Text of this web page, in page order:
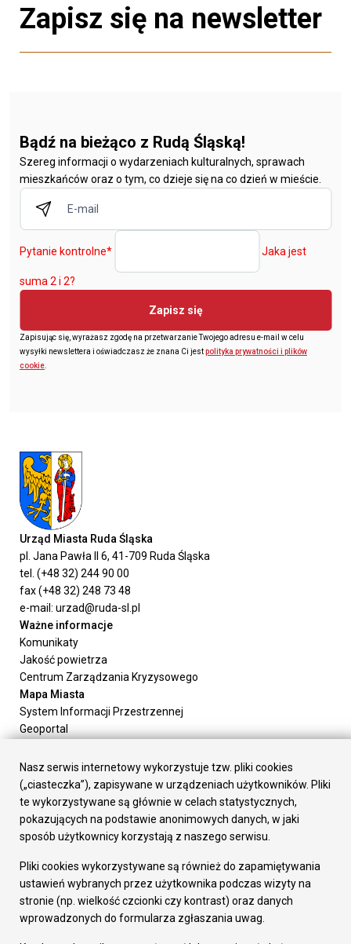
Zapisz się na newsletter
Bądź na bieżąco z Rudą Śląską!
Szereg informacji o wydarzeniach kulturalnych, sprawach
mieszkańców oraz o tym, co dzieje się na co dzień w mieście.
Pytanie kontrolne* Jaka jest
suma 2 i 2?
Zapisz się
Zapisując się, wyrażasz zgodę na przetwarzanie Twojego adresu e-mail w celu
wysyłki newslettera i oświadczasz że znana Ci jestpolityka prywatności i plików
cookie
Urząd Miasta Ruda Śląska
pl. Jana Pawła II 6, 41-709 Ruda Śląska
tel. (+48 32) 244 90 00
fax (+48 32) 248 73 48
e-mail: urzad@ruda-sl.pl
Ważne informacje
Komunikaty
Jakość powietrza
Centrum Zarządzania Kryzysowego
Mapa Miasta
System Informacji Przestrzennej
Geoportal
Załatw sprawę
Prezydent Miasta
Rada Miasta
Wydziały
Elektroniczna Skrzynka Podawcza
Gospodarka
Fundusze europejskie
Środki krajowe
Oferty inwestycyjne
Nasz serwis internetowy wykorzystuje tzw. pliki cookies
(„ciasteczka”), zapisywane w urządzeniach użytkowników. Pliki
te wykorzystywane są głównie w celach statystycznych,
pokazujących na podstawie anonimowych danych, w jaki
sposób użytkownicy korzystają z naszego serwisu.
Pliki cookies wykorzystywane są również do zapamiętywania
ustawień wybranych przez użytkownika podczas wizyty na
stronie (np. wielkość czcionki czy kontrast) oraz danych
wprowadzonych do formularza zgłaszania uwag.